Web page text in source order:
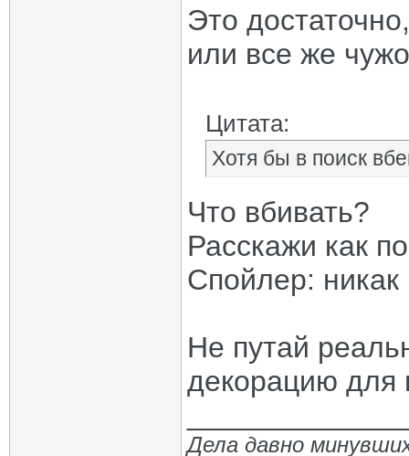
Это
или все же
Цитата:
Хотя бы в поиск
Что вбивать?
Расскажи как
Спойлер: никак
Не путай
декорацию для
Дела давно